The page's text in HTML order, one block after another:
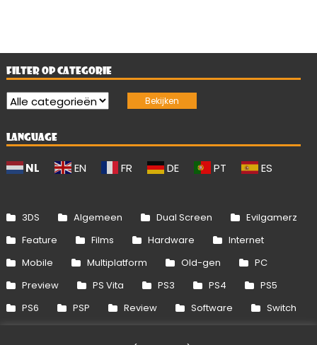
FILTER OP CATEGORIE
LANGUAGE
NL EN FR DE PT ES
3DS Algemeen Dual Screen
Evilgamerz
Feature
Films Hardware
Internet
Mobile
Multiplatform Old-gen
PC
Preview
PS Vita PS3 PS4
PS5
PS6
PSP Review Software
Switch